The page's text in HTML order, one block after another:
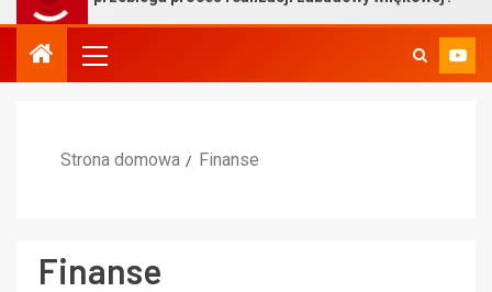
Strona domowa Finanse
Finanse